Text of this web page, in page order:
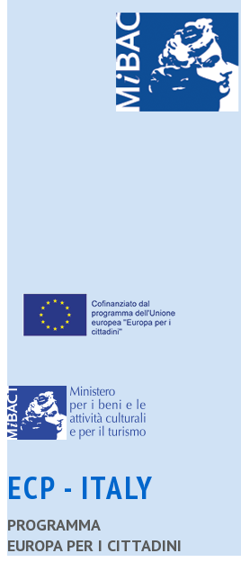
ECP - ITALY
PROGRAMMA
EUROPA PER I CITTADINI